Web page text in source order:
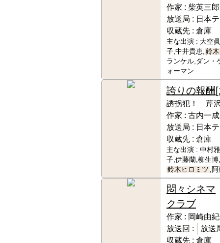
作家 : 柴英三郎
放送局 : 日本
収蔵先 : 倉庫
主な出演 : 大空
子,中井貴恵, 鈴
ランケル,ダン・
ォーマン
誇りの報酬
誘拐犯！ 芹
作家 : 古内一成
放送局 : 日本
収蔵先 : 倉庫
主な出演 : 中村
子,伊藤蘭,柳生
鈴木ヒロミツ ,
悶々シネマ
クラブ
作家 : 岡崎由
放送回 :
放送
収蔵先 : 倉庫